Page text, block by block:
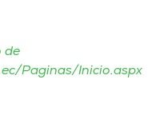
de
Paginas/Inicio.aspx